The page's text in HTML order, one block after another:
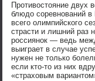
Противостояние двух
блюдо соревнований
всего олимпийского
страсти и лишний раз
россиянок — ведь
выиграет в случае
нужен не только
если кто-то из них
«страховым